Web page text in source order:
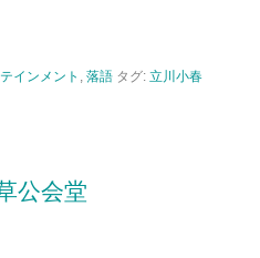
インメント 落語 タグ: 立川小春
公会堂